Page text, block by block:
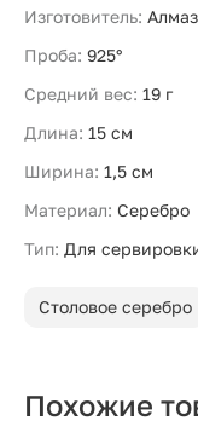
Изготовитель:
Проба: 925°
Средний вес: 19 г
Длина: 15 см
Ширина: 1,5 см
Материал: Серебро
Тип: Для
Столовое серебро
Похожие